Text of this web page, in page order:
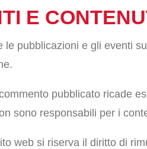
E
le pubblicazioni e gli eventi
pubblicato ricade
sono responsabili per i
web si riserva il diritto di